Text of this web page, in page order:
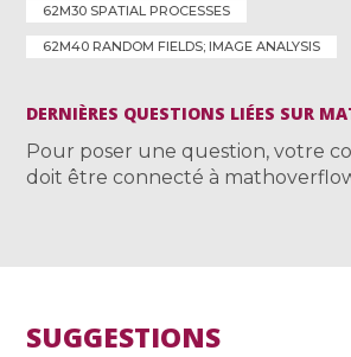
62M30 SPATIAL PROCESSES
62M40 RANDOM FIELDS; IMAGE ANALYSIS
DERNIÈRES QUESTIONS LIÉES SUR
Pour poser une question, votre
doit être connecté à
SUGGESTIONS